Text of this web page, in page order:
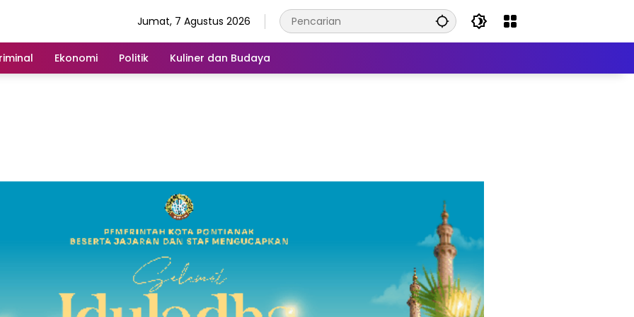
Jumat, 7 Agustus 2026
Ekonomi Politik Kuliner dan Budaya